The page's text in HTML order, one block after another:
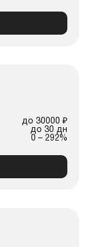
до 30000 ₽
до 30 дн
0 – 292%